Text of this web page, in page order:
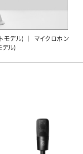
モデル)
マイクロホン
ル)